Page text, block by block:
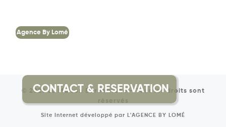
Agence By Lomé
© 2026 La Maison Barbentane – Tous les droits sont
Site Internet développé par L'AGENCE BY LOMÉ